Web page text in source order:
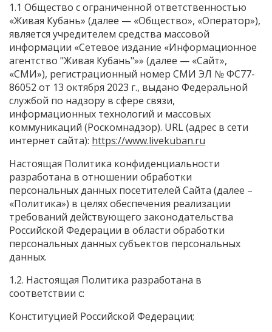
1.1 Общество с ограниченной ответственностью
«Живая Кубань» (далее — «Общество», «Оператор»),
является учредителем средства массовой
информации «Сетевое издание «Информационное
агентство "Живая Кубань"»» (далее — «Сайт»,
«СМИ»), регистрационный номер СМИ ЭЛ № ФС77-
86052 от 13 октября 2023 г., выдано Федеральной
службой по надзору в сфере связи,
информационных технологий и массовых
коммуникаций (Роскомнадзор). URL (адрес в сети
интернет сайта): https://www.livekuban.ru
Настоящая Политика конфиденциальности
разработана в отношении обработки
персональных данных посетителей Сайта (далее –
«Политика») в целях обеспечения реализации
требований действующего законодательства
Российской Федерации в области обработки
персональных данных субъектов персональных
данных.
1.2. Настоящая Политика разработана в
соответствии с:
Конституцией Российской Федерации;